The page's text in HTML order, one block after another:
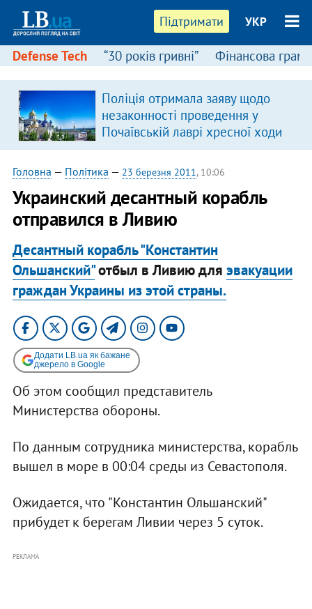
Підтримати УКР
Defense Tech “30 років гривні” Фінансова
Поліція отримала заяву щодо
незаконності проведення у
Почаївській лаврі хресної ходи
Головна — Політика — 23 березня 2011, 10:06
Украинский десантный корабль
отправился в Ливию
Десантный корабль "Константин
Ольшанский"отбыл в Ливию для эвакуации
граждан Украины из этой страны.
Додати LB.ua як бажане
джерело в Google
Об этом сообщил представитель
Министерства обороны.
По данным сотрудника министерства, корабль
вышел в море в 00:04 среды из Севастополя.
Ожидается, что "Константин Ольшанский"
прибудет к берегам Ливии через 5 суток.
РЕКЛАМА